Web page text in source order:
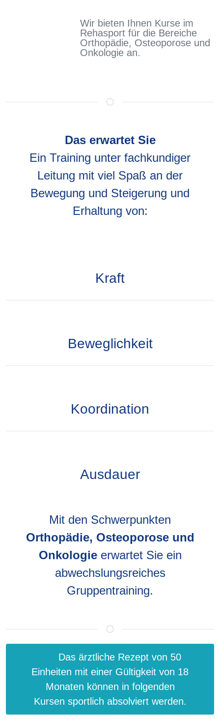
Wir bieten Ihnen Kurse im
Rehasport für die Bereiche
Orthopädie, Osteoporose und
Onkologie an.
Das erwartet Sie
Ein Training unter fachkundiger
Leitung mit viel Spaß an der
Bewegung und Steigerung und
Erhaltung von:
Kraft
Beweglichkeit
Koordination
Ausdauer
Mit den Schwerpunkten
Orthopädie, Osteoporose und
Onkologieerwartet Sie ein
abwechslungsreiches
Gruppentraining.
Das ärztliche Rezept von 50
Einheiten mit einer Gültigkeit von 18
Monaten können in folgenden
Kursen sportlich absolviert werden.